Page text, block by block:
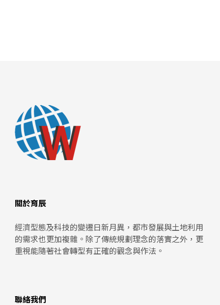
關於育辰
經濟型態及科技的變遷日新月異，都市發展與土地利用
的需求也更加複雜。除了傳統規劃理念的落實之外，更
重視能隨著社會轉型有正確的觀念與作法。
聯絡我們